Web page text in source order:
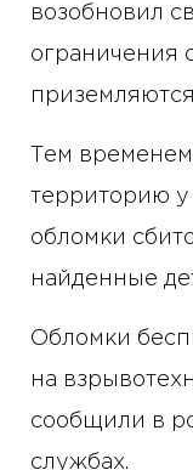
возобновил
ограничения
Тем
территорию
обломки
найденные
Обломки
на
сообщили в
службах.